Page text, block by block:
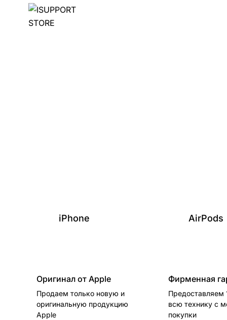
iPhone AirPods
Оригинал от Apple
Продаем только новую и
оригинальную продукцию
Apple
Фирменная
Предоставляем
всю технику с
покупки